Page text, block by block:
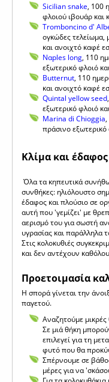
Sicilian snake, 100
φλοιού ιβουάρ και
Τromboncino d'
ογκώδες τελείωμα,
και ανοιχτό καφέ
Ναples long, 110
εξωτερικό φλοιό
Βutternut, 110
και ανοιχτό καφέ
Quintal yellow seed
εξωτερικό φλοιό
Marina di Chioggia,
πράσινο εξωτερικό
Κλίμα και έδαφος
Όλα τα κηπευτικά
συνθήκες: ηλιόλουστο
έδαφος και πλούσιο σε
αυτή που 'γεμίζει' με
αερισμό του για σωστή
υγρασίας και παράλληλα
Στις κολοκυθιές
και δεν αντέχουν
Προετοιμασία
Η σπορά γίνεται την
παγετού.
Αναζητούμε
Σε μιά θήκη
επιλεγεί για τη
φυτό που θα
Σπέρνουμε σε
μέρες για να